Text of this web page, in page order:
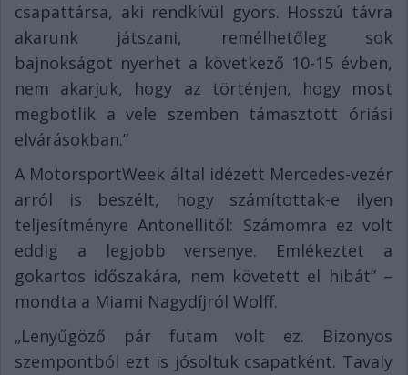
csapattársa, aki rendkívül gyors. Hosszú távra
akarunk játszani, remélhetőleg sok
bajnokságot nyerhet a következő 10-15 évben,
nem akarjuk, hogy az történjen, hogy most
megbotlik a vele szemben támasztott óriási
elvárásokban.”
A MotorsportWeek által idézett Mercedes-vezér
arról is beszélt, hogy számítottak-e ilyen
teljesítményre Antonellitől: Számomra ez volt
eddig a legjobb versenye. Emlékeztet a
gokartos időszakára, nem követett el hibát” –
mondta a Miami Nagydíjról Wolff.
„Lenyűgöző pár futam volt ez. Bizonyos
szempontból ezt is jósoltuk csapatként. Tavaly